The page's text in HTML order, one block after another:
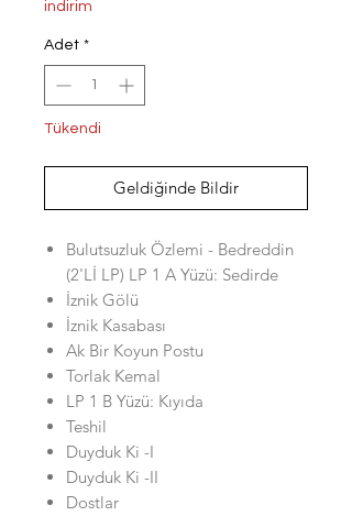
indirim
Adet *
Tükendi
Geldiğinde Bildir
Bulutsuzluk Özlemi - Bedreddin
(2'Lİ LP) LP 1 A Yüzü: Sedirde
İznik Gölü
İznik Kasabası
Ak Bir Koyun Postu
Torlak Kemal
LP 1 B Yüzü: Kıyıda
Teshil
Duyduk Ki -I
Duyduk Ki -II
Dostlar